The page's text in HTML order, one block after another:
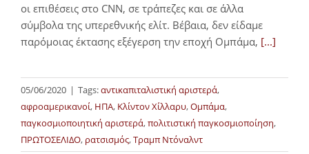
οι επιθέσεις στο CNN, σε τράπεζες και σε άλλα
σύμβολα της υπερεθνικής ελίτ. Βέβαια, δεν είδαμε
παρόμοιας έκτασης εξέγερση την εποχή Ομπάμα, [...]
05/06/2020 | Tags:αντικαπιταλιστική αριστερά,
αφροαμερικανοί, ΗΠΑ, Κλίντον Χίλλαρυ,Ομπάμα,
παγκοσμιοποιητική αριστερά,πολιτιστική παγκοσμιοποίηση,
ΠΡΩΤΟΣΕΛΙΔΟ, ρατσισμός,Τραμπ Ντόναλντ